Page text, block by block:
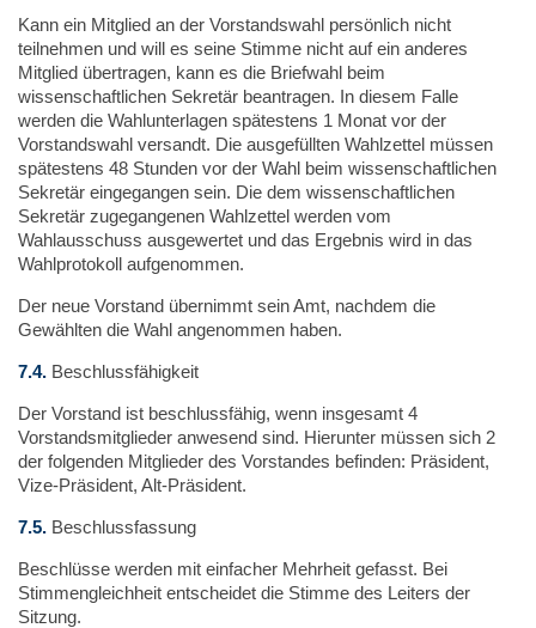
Kann ein Mitglied an der Vorstandswahl persönlich nicht
teilnehmen und will es seine Stimme nicht auf ein anderes
Mitglied übertragen, kann es die Briefwahl beim
wissenschaftlichen Sekretär beantragen. In diesem Falle
werden die Wahlunterlagen spätestens 1 Monat vor der
Vorstandswahl versandt. Die ausgefüllten Wahlzettel müssen
spätestens 48 Stunden vor der Wahl beim wissenschaftlichen
Sekretär eingegangen sein. Die dem wissenschaftlichen
Sekretär zugegangenen Wahlzettel werden vom
Wahlausschuss ausgewertet und das Ergebnis wird in das
Wahlprotokoll aufgenommen.
Der neue Vorstand übernimmt sein Amt, nachdem die
Gewählten die Wahl angenommen haben.
7.4. Beschlussfähigkeit
Der Vorstand ist beschlussfähig, wenn insgesamt 4
Vorstandsmitglieder anwesend sind. Hierunter müssen sich 2
der folgenden Mitglieder des Vorstandes befinden: Präsident,
Vize-Präsident, Alt-Präsident.
7.5. Beschlussfassung
Beschlüsse werden mit einfacher Mehrheit gefasst. Bei
Stimmengleichheit entscheidet die Stimme des Leiters der
Sitzung.